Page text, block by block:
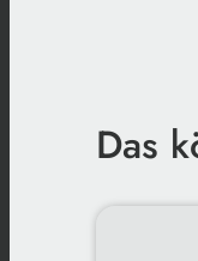
Das